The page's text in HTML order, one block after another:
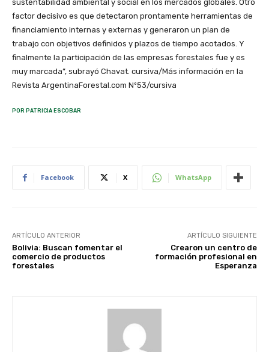
sustentabilidad ambiental y social en los mercados globales. Otro
factor decisivo es que detectaron prontamente herramientas de
financiamiento internas y externas y generaron un plan de
trabajo con objetivos definidos y plazos de tiempo acotados. Y
finalmente la participación de las empresas forestales fue y es
muy marcada”, subrayó Chavat. cursiva/Más información en la
Revista ArgentinaForestal.com Nº53/cursiva
POR PATRICIA ESCOBAR
Facebook X WhatsApp
ARTÍCULO ANTERIOR
Bolivia: Buscan fomentar el
comercio de productos
forestales
ARTÍCULO SIGUIENTE
Crearon un centro de
formación profesional en
Esperanza